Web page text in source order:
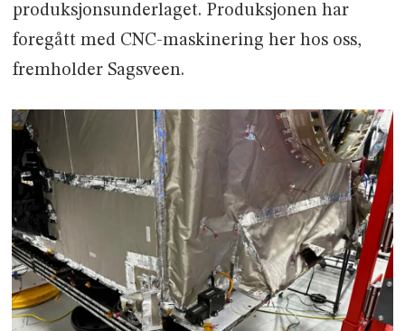
produksjonsunderlaget. Produksjonen har
foregått med CNC-maskinering her hos oss,
fremholder Sagsveen.